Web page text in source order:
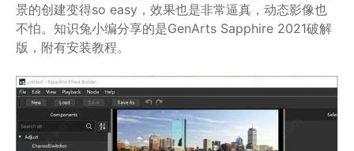
景的创建变得so easy，效果也是非常逼真，动态影像也
不怕。知识兔小编分享的是GenArts Sapphire 2021破解
版，附有安装教程。